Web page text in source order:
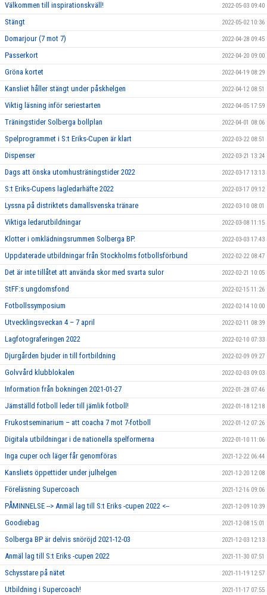
Välkommen till inspirationskväll! 2022-05-03 09:40
Stängt 2022-05-02 10:36
Domarjour (7 mot 7) 2022-04-28 09:45
Passerkort 2022-04-20 09:00
Gröna kortet 2022-04-19 08:29
Kansliet håller stängt under påskhelgen 2022-04-12 08:51
Viktig läsning inför seriestarten 2022-04-05 17:59
Träningstider Solberga bollplan 2022-04-01 08:06
Spelprogrammet i S:t Eriks-Cupen är klart 2022-03-22 08:51
Dispenser 2022-03-21 13:24
Dags att önska utomhusträningstider 2022 2022-03-17 13:13
S:t Eriks-Cupens lagledarhäfte 2022 2022-03-17 09:12
Lyssna på distriktets damallsvenska tränare 2022-03-10 08:01
Viktiga ledarutbildningar 2022-03-08 11:15
Klotter i omklädningsrummen Solberga BP. 2022-03-03 17:43
Uppdaterade utbildningar från Stockholms fotbollsförbund 2022-02-22 08:47
Det är inte tillåtet att använda skor med svarta sulor 2022-02-21 10:05
StFF:s ungdomsfond 2022-02-15 11:26
Fotbollssymposium 2022-02-14 10:00
Utvecklingsveckan 4 – 7 april 2022-02-11 08:39
Lagfotograferingen 2022 2022-02-10 07:33
Djurgården bjuder in till fortbildning 2022-02-09 09:27
Golvvård klubblokalen 2022-02-03 09:03
Information från bokningen 2021-01-27 2022-01-28 07:46
Jämställd fotboll leder till jämlik fotboll! 2022-01-18 12:18
Frukostseminarium – att coacha 7 mot 7-fotboll 2022-01-12 07:26
Digitala utbildningar i de nationella spelformerna 2022-01-10 11:06
Inga cuper och läger får genomföras 2021-12-22 06:44
Kansliets öppettider under julhelgen 2021-12-20 12:08
Föreläsning Supercoach 2021-12-16 09:06
PÅMINNELSE --> Anmäl lag till S:t Eriks -cupen 2022 <-- 2021-12-09 10:39
Goodiebag 2021-12-08 15:01
Solberga BP är delvis snöröjd 2021-12-03 2021-12-03 12:13
Anmäl lag till S:t Eriks -cupen 2022 2021-11-30 07:51
Schysstare på nätet 2021-11-19 12:57
Utbildning i Supercoach! 2021-11-17 07:55